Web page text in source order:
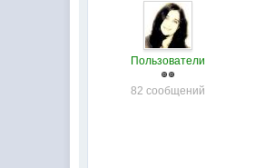
Пользователи
82 сообщений